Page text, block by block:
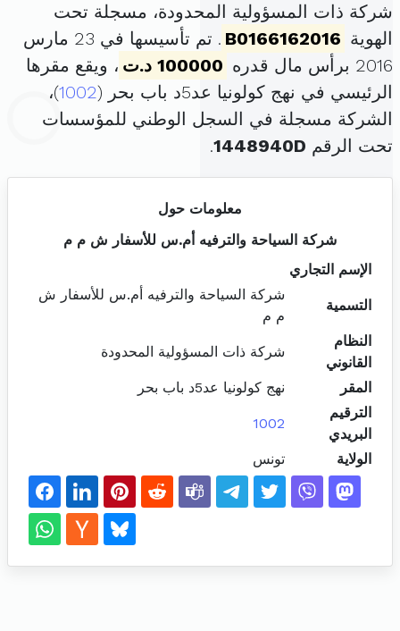
شركة ذات المسؤولية المحدودة، مسجلة تحت
الهوية B0166162016
. تم تأسيسها في 23 مارس
2016 برأس مال قدره
100000 د.ت
، ويقع مقرها
الرئيسي في نهج كولونيا عد5د باب بحر (
1002)،
الشركة مسجلة في السجل الوطني للمؤسسات
تحت الرقم 1448940D
.
معلومات حول
شركة السياحة والترفيه أم.س للأسفار ش م م
الإسم التجاري
التسمية
شركة السياحة والترفيه أم.س للأسفار ش
م م
النظام
القانوني
شركة ذات المسؤولية المحدودة
المقر
نهج كولونيا عد5د باب بحر
الترقيم
البريدي
1002
الولاية تونس